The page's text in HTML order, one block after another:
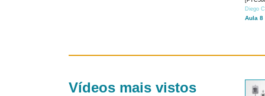
Diego
Aula 8
Vídeos mais vistos